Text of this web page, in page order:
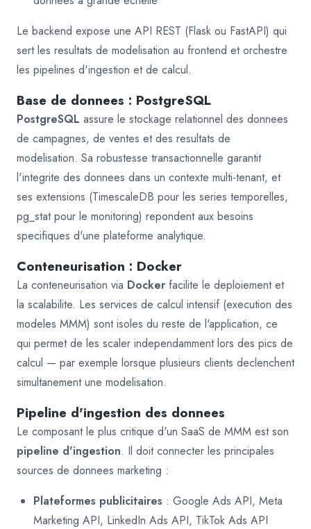
Le backend expose une API REST (Flask ou FastAPI) qui
sert les resultats de modelisation au frontend et orchestre
les pipelines d'ingestion et de calcul.
Base de donnees : PostgreSQL
PostgreSQL assure le stockage relationnel des donnees
de campagnes, de ventes et des resultats de
modelisation. Sa robustesse transactionnelle garantit
l'integrite des donnees dans un contexte multi-tenant, et
ses extensions (TimescaleDB pour les series temporelles,
pg_stat pour le monitoring) repondent aux besoins
specifiques d'une plateforme analytique.
Conteneurisation : Docker
La conteneurisation via Docker facilite le deploiement et
la scalabilite. Les services de calcul intensif (execution des
modeles MMM) sont isoles du reste de l'application, ce
qui permet de les scaler independamment lors des pics de
calcul — par exemple lorsque plusieurs clients declenchent
simultanement une modelisation.
Pipeline d'ingestion des donnees
Le composant le plus critique d'un SaaS de MMM est son
pipeline d'ingestion. Il doit connecter les principales
sources de donnees marketing :
Plateformes publicitaires : Google Ads API, Meta
Marketing API, LinkedIn Ads API, TikTok Ads API